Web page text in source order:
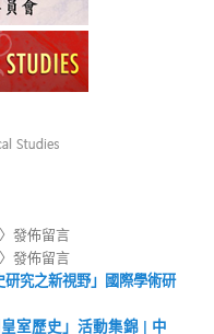
〉發佈留言
〉發佈留言
究之新視野」國際學術研
室歷史」活動集錦 | 中